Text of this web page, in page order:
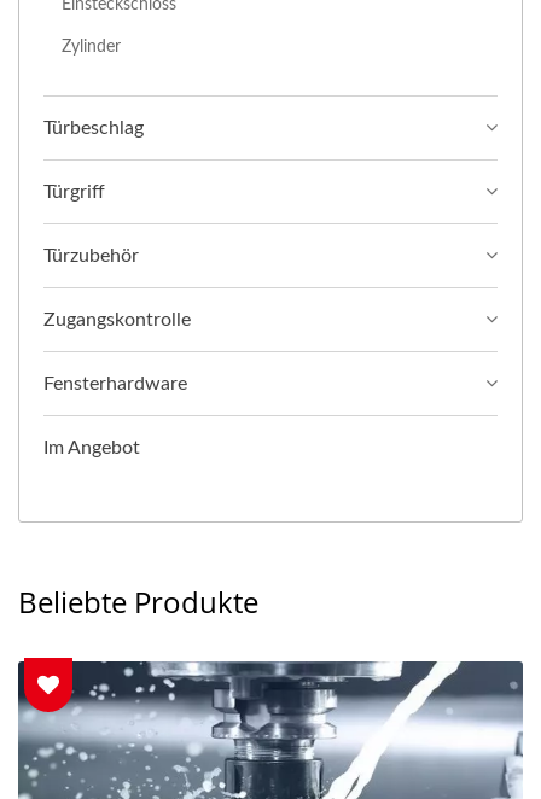
Einsteckschloss
Zylinder
Türbeschlag
Türgriff
Türzubehör
Zugangskontrolle
Fensterhardware
Im Angebot
Beliebte Produkte